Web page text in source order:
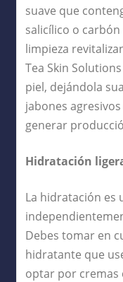
suave que
salicílico o
limpieza
Tea Skin
piel, dejándola
jabones
generar
Hidratación
La hidratación es
Debes tomar en
hidratante que
optar por cremas